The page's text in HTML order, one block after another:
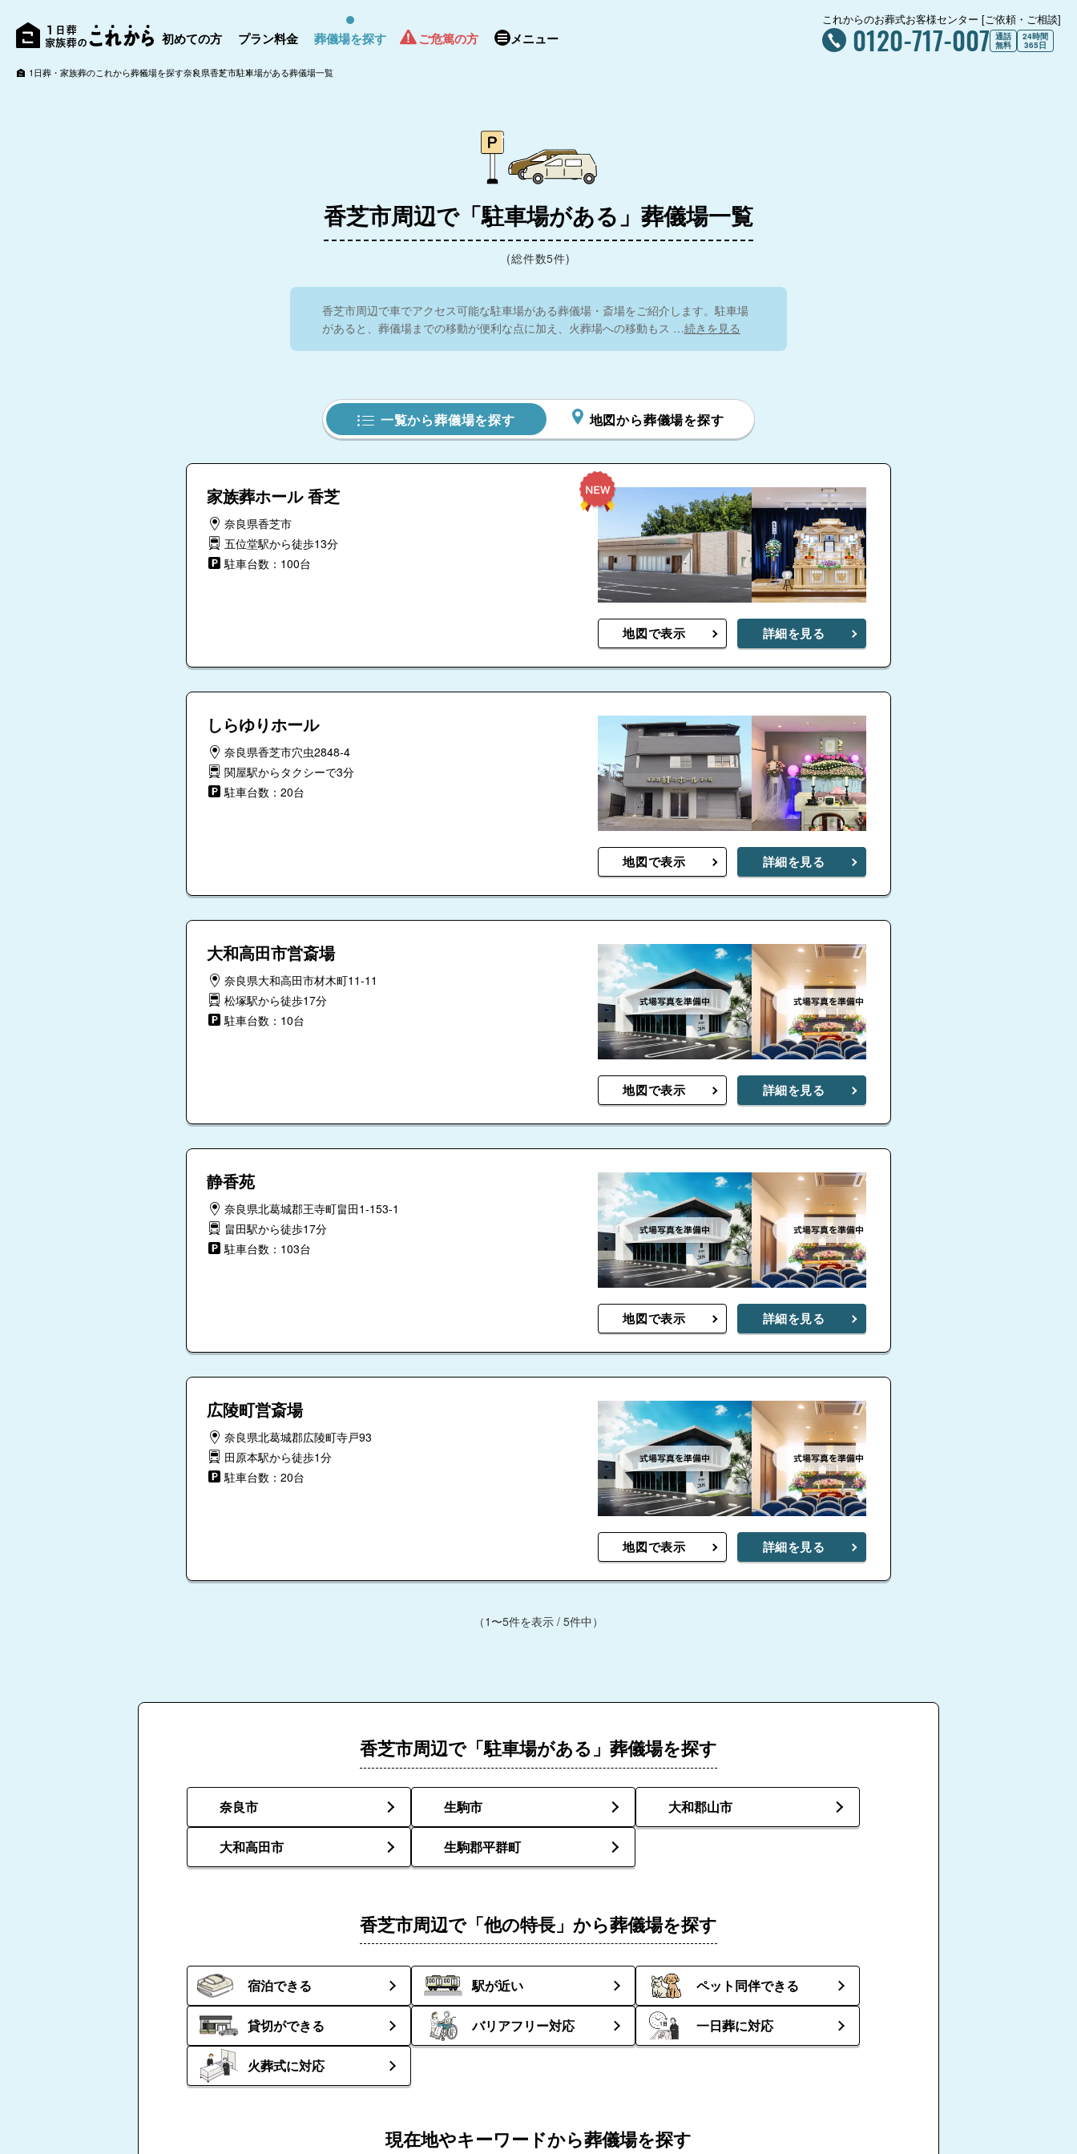
初めての方 プラン料金 葬儀場を探す ご危篤の方 メニュー
これからのお葬式お客様センター [ご依頼・ご相談]
0120-717-007 通話
無料
24時間
365日
1日葬・家族葬のこれから葬儀場を探す奈良県香芝市駐車場がある葬儀場一覧
香芝市周辺で「駐車場がある」葬儀場一覧
(総件数5件)
香芝市周辺で車でアクセス可能な駐車場がある葬儀場・斎場をご紹介します。駐車場
があると、葬儀場までの移動が便利な点に加え、火葬場への移動もス …続きを見る
一覧から葬儀場を探す 地図から葬儀場を探す
家族葬ホール 香芝
奈良県香芝市
五位堂駅から徒歩13分
駐車台数：100台
地図で表示 詳細を見る
しらゆりホール
奈良県香芝市穴虫2848-4
関屋駅からタクシーで3分
駐車台数：20台
地図で表示 詳細を見る
大和高田市営斎場
奈良県大和高田市材木町11-11
松塚駅から徒歩17分
駐車台数：10台
地図で表示 詳細を見る
静香苑
奈良県北葛城郡王寺町畠田1-153-1
畠田駅から徒歩17分
駐車台数：103台
地図で表示 詳細を見る
広陵町営斎場
奈良県北葛城郡広陵町寺戸93
田原本駅から徒歩1分
駐車台数：20台
地図で表示 詳細を見る
（1〜5件を表示 / 5件中）
香芝市周辺で「駐車場がある」葬儀場を探す
奈良市 生駒市 大和郡山市
大和高田市 生駒郡平群町
香芝市周辺で「他の特長」から葬儀場を探す
宿泊できる 駅が近い ペット同伴できる
貸切ができる バリアフリー対応 一日葬に対応
火葬式に対応
現在地やキーワードから葬儀場を探す